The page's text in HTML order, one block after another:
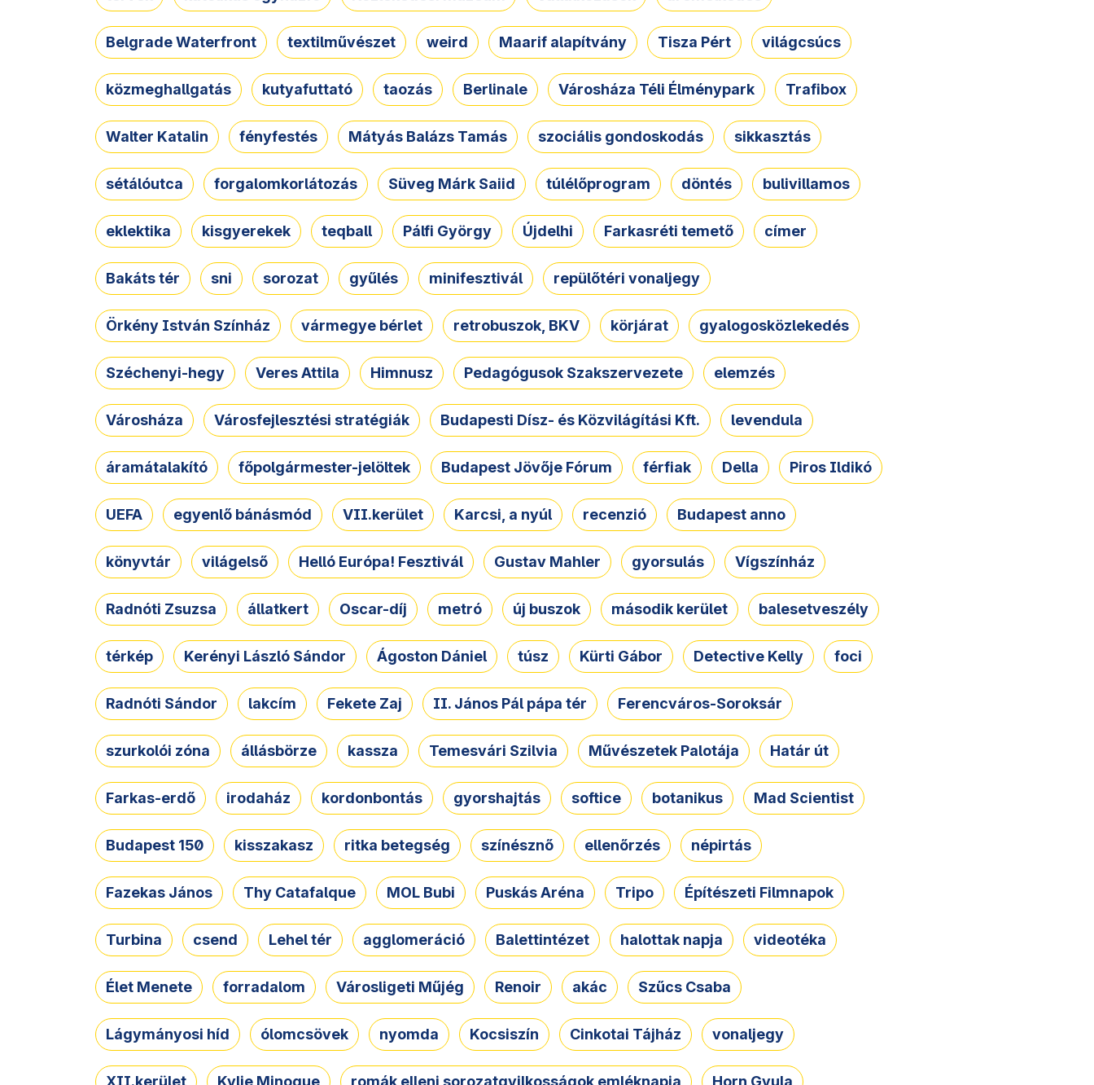
Belgrade Waterfront textilművészet weird Maarif alapítvány Tisza Pért világcsúcs
közmeghallgatás kutyafuttató taozás Berlinale Városháza Téli Élménypark Trafibox
Walter Katalin fényfestés Mátyás Balázs Tamás szociális gondoskodás sikkasztás
sétálóutca forgalomkorlátozás Süveg Márk Saiid túlélőprogram döntés bulivillamos
eklektika kisgyerekek teqball Pálfi György Újdelhi Farkasréti temető címer
Bakáts tér sni sorozat gyűlés minifesztivál repülőtéri vonaljegy
Örkény István Színház vármegye bérlet retrobuszok, BKV körjárat gyalogosközlekedés
Széchenyi-hegy Veres Attila Himnusz Pedagógusok Szakszervezete elemzés
Városháza Városfejlesztési stratégiák Budapesti Dísz- és Közvilágítási Kft. levendula
áramátalakító főpolgármester-jelöltek Budapest Jövője Fórum férfiak Della Piros Ildikó
UEFA egyenlő bánásmód VII.kerület Karcsi, a nyúl recenzió Budapest anno
könyvtár világelső Helló Európa! Fesztivál Gustav Mahler gyorsulás Vígszínház
Radnóti Zsuzsa állatkert Oscar-díj metró új buszok második kerület balesetveszély
térkép Kerényi László Sándor Ágoston Dániel túsz Kürti Gábor Detective Kelly foci
Radnóti Sándor lakcím Fekete Zaj II. János Pál pápa tér Ferencváros-Soroksár
szurkolói zóna állásbörze kassza Temesvári Szilvia Művészetek Palotája Határ út
Farkas-erdő irodaház kordonbontás gyorshajtás softice botanikus Mad Scientist
Budapest 150 kisszakasz ritka betegség színésznő ellenőrzés népirtás
Fazekas János Thy Catafalque MOL Bubi Puskás Aréna Tripo Építészeti Filmnapok
Turbina csend Lehel tér agglomeráció Balettintézet halottak napja videotéka
Élet Menete forradalom Városligeti Műjég Renoir akác Szűcs Csaba
Lágymányosi híd ólomcsövek nyomda Kocsiszín Cinkotai Tájház vonaljegy
XII.kerület Kylie Minogue romák elleni sorozatgyilkosságok emléknapja Horn Gyula